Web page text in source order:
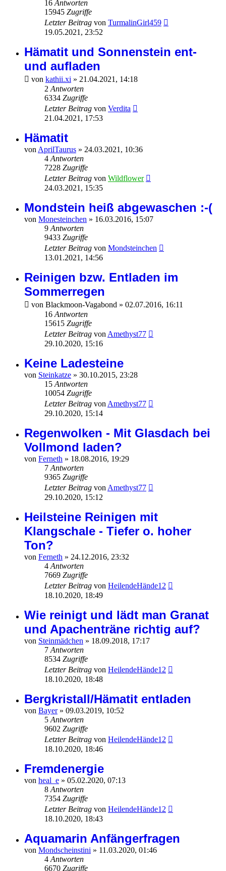
16 Antworten
15945 Zugriffe
Letzter Beitrag von TurmalinGirl459
19.05.2021, 23:52
Hämatit und Sonnenstein ent-
und aufladen
von kathii.xi » 21.04.2021, 14:18
2 Antworten
6334 Zugriffe
Letzter Beitrag von Verdita
21.04.2021, 17:53
Hämatit
von AprilTaurus » 24.03.2021, 10:36
4 Antworten
7228 Zugriffe
Letzter Beitrag von Wildflower
24.03.2021, 15:35
Mondstein heiß abgewaschen :-(
von Monesteinchen » 16.03.2016, 15:07
9 Antworten
9433 Zugriffe
Letzter Beitrag von Mondsteinchen
13.01.2021, 14:56
Reinigen bzw. Entladen im
Sommerregen
von Blackmoon-Vagabond » 02.07.2016, 16:11
16 Antworten
15615 Zugriffe
Letzter Beitrag von Amethyst77
29.10.2020, 15:16
Keine Ladesteine
von Steinkatze » 30.10.2015, 23:28
15 Antworten
10054 Zugriffe
Letzter Beitrag von Amethyst77
29.10.2020, 15:14
Regenwolken - Mit Glasdach bei
Vollmond laden?
von Ferneth » 18.08.2016, 19:29
7 Antworten
9365 Zugriffe
Letzter Beitrag von Amethyst77
29.10.2020, 15:12
Heilsteine Reinigen mit
Klangschale - Tiefer o. hoher
Ton?
von Ferneth » 24.12.2016, 23:32
4 Antworten
7669 Zugriffe
Letzter Beitrag von HeilendeHände12
18.10.2020, 18:49
Wie reinigt und lädt man Granat
und Apachenträne richtig auf?
von Steinmädchen » 18.09.2018, 17:17
7 Antworten
8534 Zugriffe
Letzter Beitrag von HeilendeHände12
18.10.2020, 18:48
Bergkristall/Hämatit entladen
von Bayer» 09.03.2019, 10:52
5 Antworten
9602 Zugriffe
Letzter Beitrag von HeilendeHände12
18.10.2020, 18:46
Fremdenergie
von heal_e » 05.02.2020, 07:13
8 Antworten
7354 Zugriffe
Letzter Beitrag von HeilendeHände12
18.10.2020, 18:43
Aquamarin Anfängerfragen
von Mondscheinstini » 11.03.2020, 01:46
4 Antworten
6670 Zugriffe